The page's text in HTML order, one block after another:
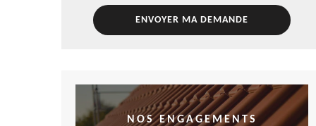
NOS ENGAGEMENTS